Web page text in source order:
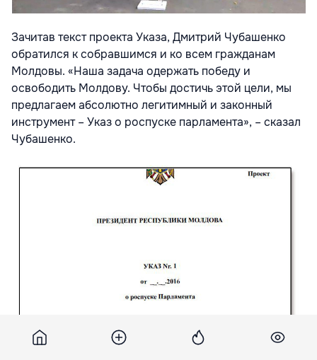
Зачитав текст проекта Указа, Дмитрий Чубашенко
обратился к собравшимся и ко всем гражданам
Молдовы. «Наша задача одержать победу и
освободить Молдову. Чтобы достичь этой цели, мы
предлагаем абсолютно легитимный и законный
инструмент – Указ о роспуске парламента», – сказал
Чубашенко.